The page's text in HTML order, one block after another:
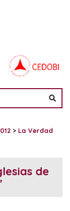
> La Verdad
de